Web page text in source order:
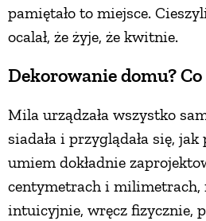
pamiętało to miejsce.
ocalał, że żyje, że kwitnie.
Dekorowanie domu?
Mila urządzała wszystko
siadała i przyglądała się,
umiem dokładnie
centymetrach i milimetrach,
intuicyjnie, wręcz fizycznie,